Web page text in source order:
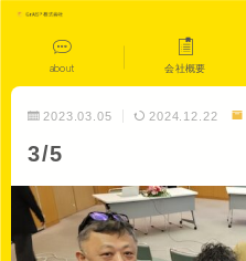
about 会社概要
2023.03.05 2024.12.22
3/5